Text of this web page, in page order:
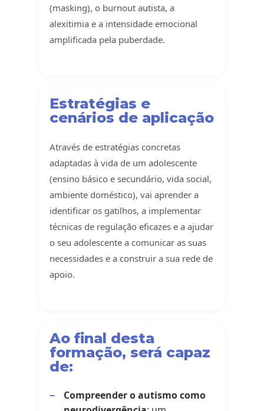
(masking), o burnout autista, a
alexitimia e a intensidade emocional
amplificada pela puberdade.
Estratégias e
cenários de aplicação
Através de estratégias concretas
adaptadas à vida de um adolescente
(ensino básico e secundário, vida social,
ambiente doméstico), vai aprender a
identificar os gatilhos, a implementar
técnicas de regulação eficazes e a ajudar
o seu adolescente a comunicar as suas
necessidades e a construir a sua rede de
apoio.
Ao final desta
formação, será capaz
de:
Compreender o autismo como